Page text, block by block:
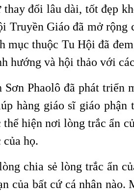
đổi lâu dài, tốt đẹp
Giáo đã mở rộng
mục thuộc Tu Hội đã
hướng và hội thảo với
Phaolô đã phát triển
hàng giáo sĩ giáo
hiện nơi lòng trắc ẩn
họ.
chia sẻ lòng trắc ẩn
bất cứ cá nhân nào.